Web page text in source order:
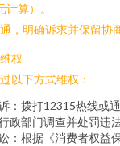
算）。
，明确诉求并保留协
权
以下方式维权：
：拨打12315热线或
政部门调查并处罚违
：根据《消费者权益